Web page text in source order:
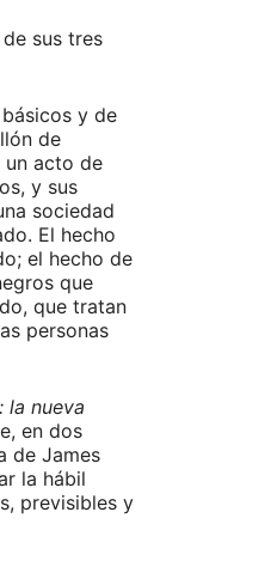
sus tres
y de
de
un acto de
y sus
sociedad
El hecho
el hecho de
que
que tratan
personas
la nueva
en dos
de James
la hábil
previsibles y